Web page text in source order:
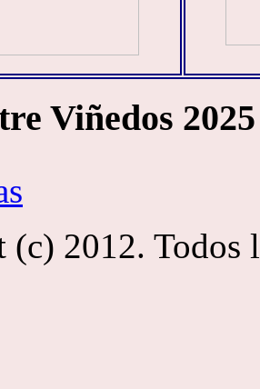
Viñedos 2025
2012. Todos